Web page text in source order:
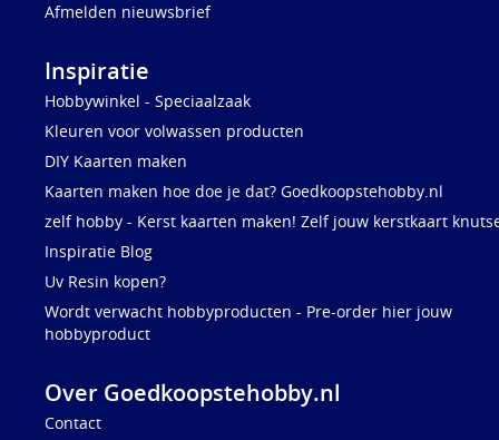
Afmelden nieuwsbrief
Inspiratie
Hobbywinkel - Speciaalzaak
Kleuren voor volwassen producten
DIY Kaarten maken
Kaarten maken hoe doe je dat? Goedkoopstehobby.nl
zelf hobby - Kerst kaarten maken! Zelf jouw kerstkaart
Inspiratie Blog
Uv Resin kopen?
Wordt verwacht hobbyproducten - Pre-order hier jouw
hobbyproduct
Over Goedkoopstehobby.nl
Contact